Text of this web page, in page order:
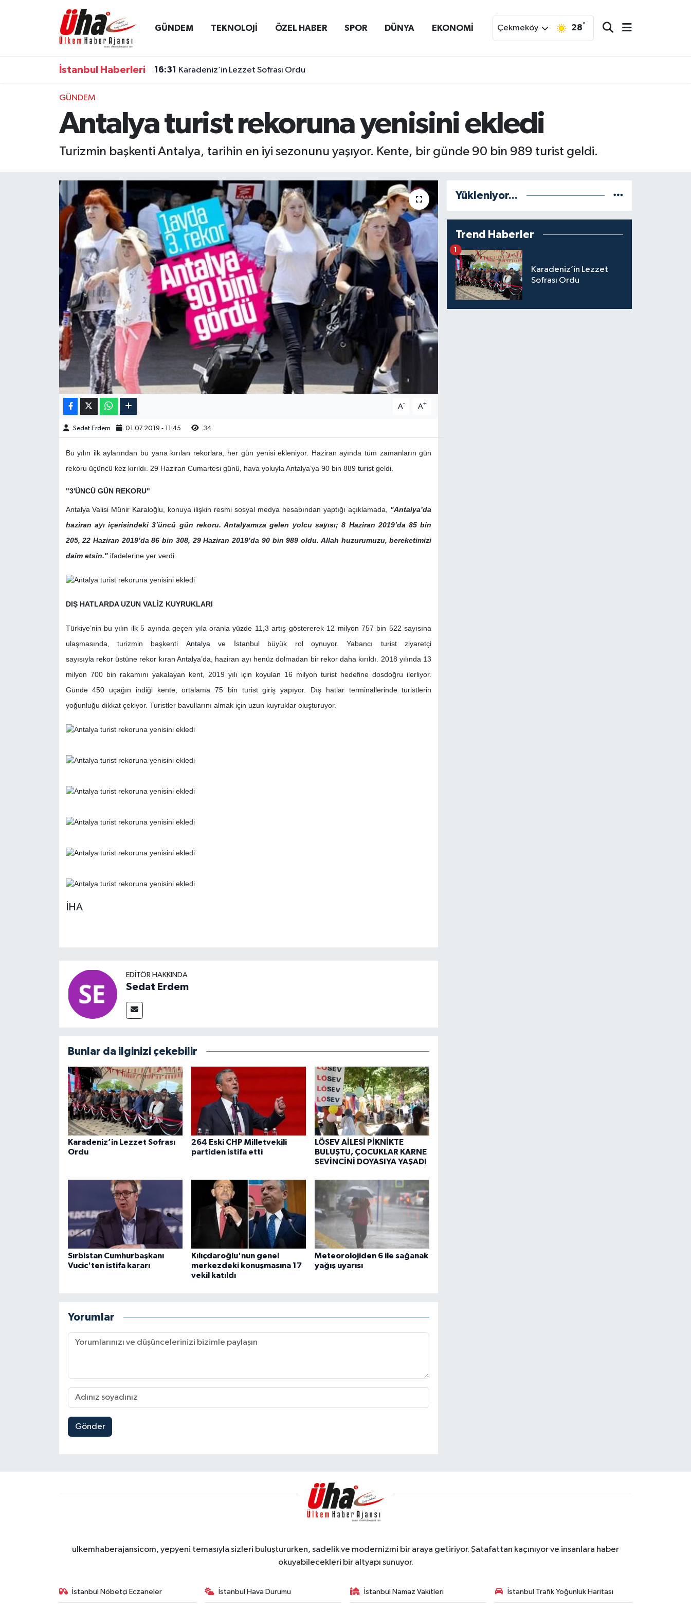
GÜNDEM TEKNOLOJİ ÖZEL HABER SPOR DÜNYA EKONOMİ Çekmeköy 28°
İstanbul Haberleri 16:31 Karadeniz’in Lezzet Sofrası Ordu
GÜNDEM
Antalya turist rekoruna yenisini ekledi
Turizmin başkenti Antalya, tarihin en iyi sezonunu yaşıyor. Kente, bir günde 90 bin 989 turist geldi.
A- A+
Sedat Erdem 01.07.2019 - 11:45 34
Bu yılın ilk aylarından bu yana kırılan rekorlara, her gün yenisi ekleniyor. Haziran ayında tüm zamanların gün
rekoru üçüncü kez kırıldı. 29 Haziran Cumartesi günü, hava yoluyla Antalya’ya 90 bin 889 turistgeldi.
"3'ÜNCÜ GÜN REKORU"
Antalya Valisi Münir Karaloğlu, konuya ilişkin resmi sosyal medya hesabından yaptığı açıklamada, "Antalya’da
haziran ayı içerisindeki 3’üncü gün rekoru. Antalyamıza gelen yolcu sayısı; 8 Haziran 2019’da 85 bin
205, 22 Haziran 2019’da 86 bin 308, 29 Haziran 2019’da 90 bin 989 oldu. Allah huzurumuzu, bereketimizi
daim etsin."ifadelerine yer verdi.
DIŞ HATLARDA UZUN VALİZ KUYRUKLARI
Türkiye’nin bu yılın ilk 5 ayında geçen yıla oranla yüzde 11,3 artış göstererek 12 milyon 757 bin 522 sayısına
ulaşmasında, turizmin başkenti Antalya ve İstanbul büyük rol oynuyor. Yabancı turist ziyaretçi
sayısıyla rekorüstüne rekor kıran Antalya’da, haziran ayı henüz dolmadan bir rekor daha kırıldı. 2018 yılında 13
milyon 700 bin rakamını yakalayan kent, 2019 yılı için koyulan 16 milyon turist hedefine dosdoğru ilerliyor.
Günde 450 uçağın indiği kente, ortalama 75 bin turist giriş yapıyor. Dış hatlar terminallerinde turistlerin
yoğunluğu dikkat çekiyor. Turistler bavullarını almak için uzun kuyruklar oluşturuyor.
İHA
EDITÖR HAKKINDA
Sedat Erdem
Bunlar da ilginizi çekebilir
Karadeniz’in Lezzet Sofrası
Ordu
264 Eski CHP Milletvekili
partiden istifa etti
LÖSEV AİLESİ PİKNİKTE
BULUŞTU, ÇOCUKLAR KARNE
SEVİNCİNİ DOYASIYA YAŞADI
Sırbistan Cumhurbaşkanı
Vucic'ten istifa kararı
Kılıçdaroğlu'nun genel
merkezdeki konuşmasına 17
vekil katıldı
Meteorolojiden 6 ile sağanak
yağış uyarısı
Yorumlar
Gönder
Yükleniyor...
Trend Haberler
Karadeniz’in Lezzet
Sofrası Ordu
1
ulkemhaberajansicom, yepyeni temasıyla sizleri buluştururken, sadelik ve modernizmi bir araya getiriyor. Şatafattan kaçınıyor ve insanlara haber
okuyabilecekleri bir altyapı sunuyor.
İstanbul Nöbetçi Eczaneler İstanbul Hava Durumu İstanbul Namaz Vakitleri İstanbul Trafik Yoğunluk Haritası
İstanbul Nöbetçi Eczaneler
İstanbul Hava Durumu
İstanbul Namaz Vakitleri
İstanbul Trafik Yoğunluk Haritası
Son Dakika Haberleri
Haber Arşivi